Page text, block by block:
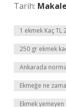
Tarih:
1 ekmek Kaç TL
250 gr ekmek
Ankarada
Ekmeğe ne
Ekmek